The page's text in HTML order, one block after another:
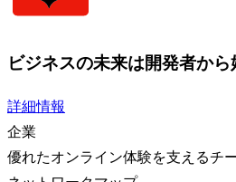
ビジネスの未来は開発者か
詳細情報
企業
優れたオンライン体験を支えるチ